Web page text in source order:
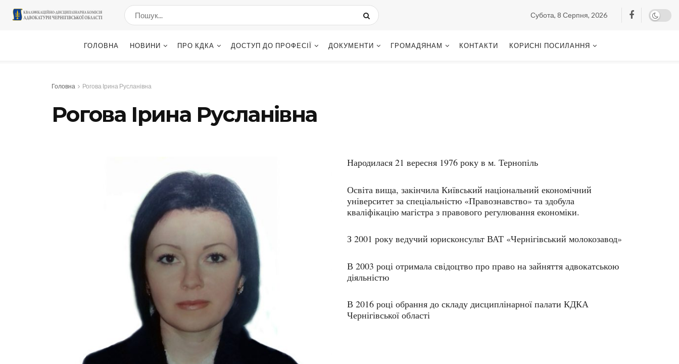
Субота, 8 Серпня, 2026
ГОЛОВНА НОВИНИ ПРО КДКА ДОСТУП ДО ПРОФЕСІЇ ДОКУМЕНТИ ГРОМАДЯНАМ КОНТАКТИ КОРИСНІ ПОСИЛАННЯ
Головна Рогова Ірина Русланівна
Рогова Ірина Русланівна
Народилася 21 вересня 1976 року в м. Тернопіль
Освіта вища, закінчила Київський національний економічний
університет за спеціальністю «Правознавство» та здобула
кваліфікацію магістра з правового регулювання економіки.
З 2001 року ведучий юрисконсульт ВАТ «Чернігівський молокозавод»
В 2003 році отримала свідоцтво про право на зайняття адвокатською
діяльністю
В 2016 році обрання до складу дисциплінарної палати КДКА
Чернігівської області